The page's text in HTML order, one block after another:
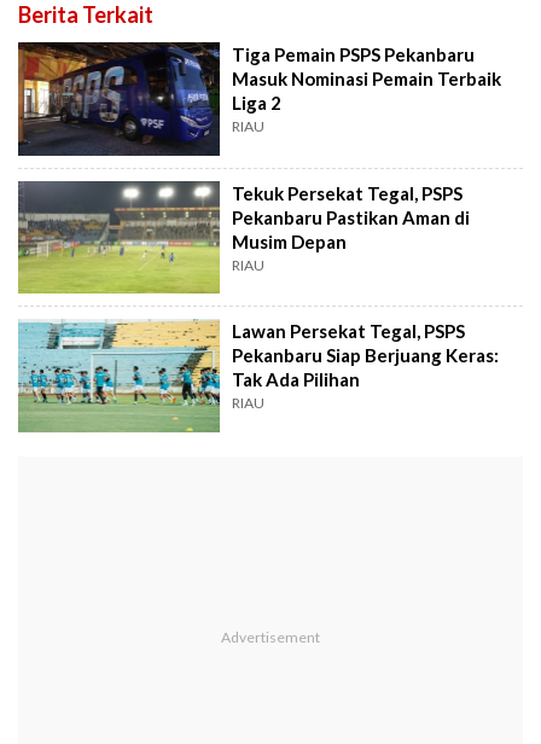
Berita Terkait
Tiga Pemain PSPS Pekanbaru
Masuk Nominasi Pemain Terbaik
Liga 2
RIAU
Tekuk Persekat Tegal, PSPS
Pekanbaru Pastikan Aman di
Musim Depan
RIAU
Lawan Persekat Tegal, PSPS
Pekanbaru Siap Berjuang Keras:
Tak Ada Pilihan
RIAU